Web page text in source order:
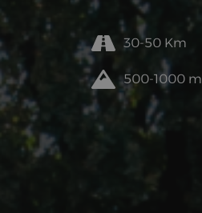
30-50 Km
500-1000 m